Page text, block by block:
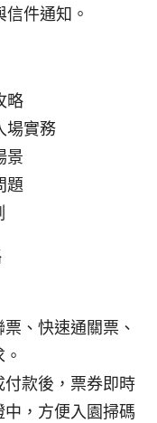
件通知。
略
場實務
景
題
、快速通關票、
款後，票券即時
，方便入園掃碼